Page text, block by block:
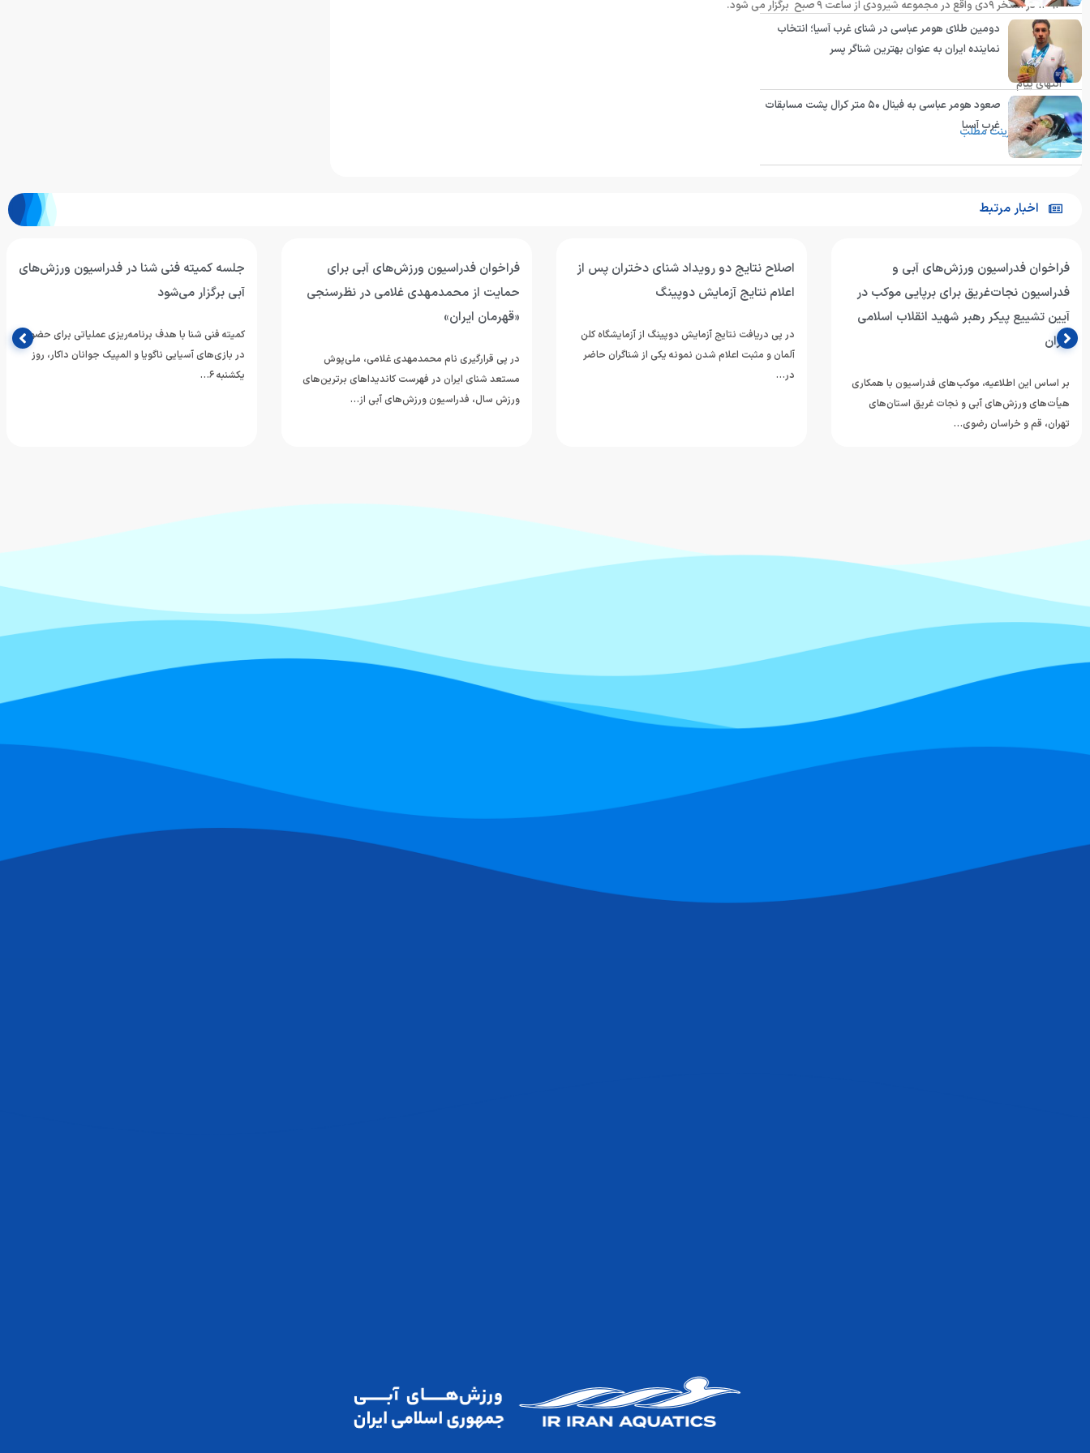
۱۳۹۴ در استخر ۹دی واقع در مجموعه شیرودی از ساعت ۹ صبح برگزار می شود.
انتهای پیام
پرینت مطلب
دومین طلای هومر عباسی در شنای غرب آسیا؛ انتخاب
نماینده ایران به عنوان بهترین شناگر پسر
صعود هومر عباسی به فینال ۵۰ متر کرال پشت مسابقات
غرب آسیا
اخبار مرتبط
فراخوان فدراسیون ورزش‌های آبی و
فدراسیون نجات‌غریق برای برپایی موکب در
آیین تشییع پیکر رهبر شهید انقلاب اسلامی
ایران
بر اساس این اطلاعیه، موکب‌های فدراسیون با همکاری
هیأت‌های ورزش‌های آبی و نجات غریق استان‌های
تهران، قم و خراسان رضوی…
اصلاح نتایج دو رویداد شنای دختران پس از
اعلام نتایج آزمایش دوپینگ
در پی دریافت نتایج آزمایش دوپینگ از آزمایشگاه کلن
آلمان و مثبت اعلام شدن نمونه یکی از شناگران حاضر
در…
فراخوان فدراسیون ورزش‌های آبی برای
حمایت از محمدمهدی غلامی در نظرسنجی
«قهرمان ایران»
در پی قرارگیری نام محمدمهدی غلامی، ملی‌پوش
مستعد شنای ایران در فهرست کاندیداهای برترین‌های
ورزش سال، فدراسیون ورزش‌های آبی از…
جلسه کمیته فنی شنا در فدراسیون ورزش‌های
آبی برگزار می‌شود
کمیته فنی شنا با هدف برنامه‌ریزی عملیاتی برای حضور
در بازی‌های آسیایی ناگویا و المپیک جوانان داکار، روز
یکشنبه ۶…